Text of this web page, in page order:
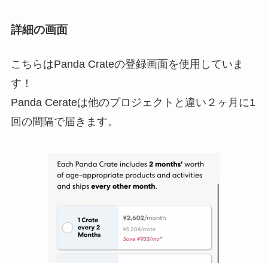
詳細の画面
こちらはPanda Crateの登録画面を使用していま
す！
Panda Cerateは他のプロジェクトと違い２ヶ月に1
回の間隔で届きます。